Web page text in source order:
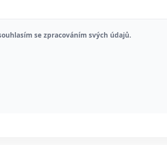
se zpracováním svých údajů.